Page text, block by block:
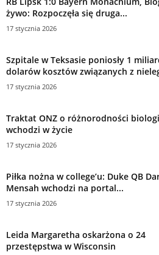
żywo: Rozpoczęła się druga...
17 stycznia 2026
Szpitale w Teksasie poniosły 1
dolarów kosztów związanych z
17 stycznia 2026
Traktat ONZ o różnorodności
wchodzi w życie
17 stycznia 2026
Piłka nożna w college’u: Duke QB
Mensah wchodzi na portal...
17 stycznia 2026
Leida Margaretha oskarżona o 24
przestępstwa w Wisconsin